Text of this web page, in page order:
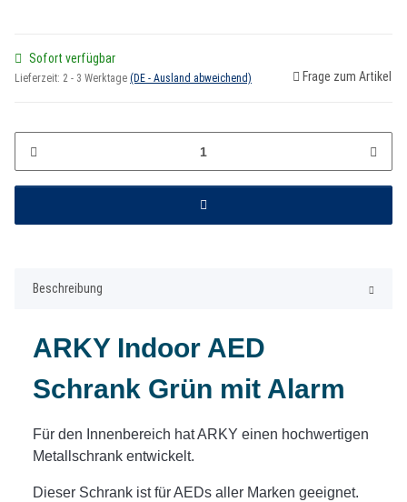
Sofort verfügbar
Lieferzeit: 2 - 3 Werktage (DE - Ausland abweichend) Frage zum Artikel
Beschreibung
ARKY Indoor AED
Schrank Grün mit Alarm
Für den Innenbereich hat ARKY einen hochwertigen
Metallschrank entwickelt.
Dieser Schrank ist für AEDs aller Marken geeignet.